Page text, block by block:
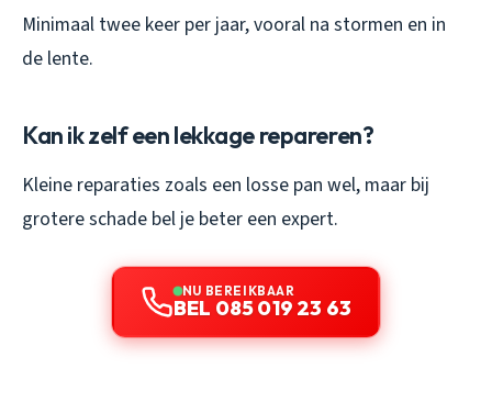
Minimaal twee keer per jaar, vooral na stormen en in
de lente.
Kan ik zelf een lekkage repareren?
Kleine reparaties zoals een losse pan wel, maar bij
grotere schade bel je beter een expert.
NU BEREIKBAAR
BEL 085 019 23 63